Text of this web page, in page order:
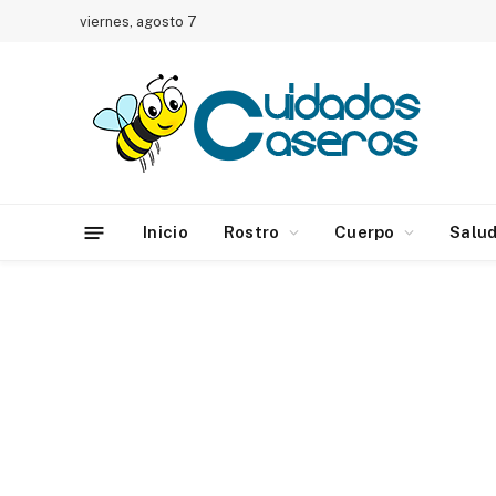
viernes, agosto 7
Inicio Rostro Cuerpo